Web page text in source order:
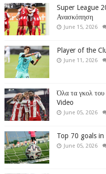
Super League
Ανασκόπηση
June 15, 2026
Player of the
June 11, 2026
Όλα τα γκολ
Video
June 05, 2026
Top 70 goals
June 05, 2026